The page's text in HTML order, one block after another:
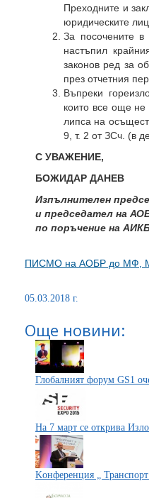
Преходните и
юридическите
За посочените
настъпил
законов ред за
през отчетния
Въпреки
които все още не
липса на
9, т. 2 от ЗСч. (в
С УВАЖЕНИЕ,
БОЖИДАР ДАНЕВ
Изпълнителен
и председател на
по поръчение на
ПИСМО на АОБР до МФ,
05.03.2018 г.
Още новини:
Глобалният форум GS1
На 7 март се открива
Kонференция „